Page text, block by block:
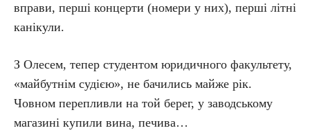
вправи, перші концерти (номери у них), перші літні
канікули.
З Олесем, тепер студентом юридичного факультету,
«майбутнім судією», не бачились майже рік.
Човном перепливли на той берег, у заводському
магазині купили вина, печива…